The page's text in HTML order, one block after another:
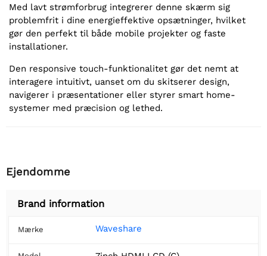
Med lavt strømforbrug integrerer denne skærm sig
problemfrit i dine energieffektive opsætninger, hvilket
gør den perfekt til både mobile projekter og faste
installationer.
Den responsive touch-funktionalitet gør det nemt at
interagere intuitivt, uanset om du skitserer design,
navigerer i præsentationer eller styrer smart home-
systemer med præcision og lethed.
Ejendomme
Brand information
Mærke Waveshare